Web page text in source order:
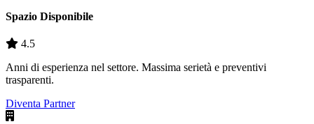
Spazio Disponibile
4.5
Anni di esperienza nel settore. Massima serietà e preventivi
trasparenti.
Diventa Partner